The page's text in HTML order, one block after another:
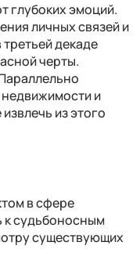
глубоких эмоций.
личных связей и
декаде
черты.
и
из этого
в сфере
к судьбоносным
существующих